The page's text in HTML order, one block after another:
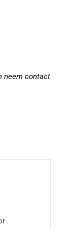
neem contact